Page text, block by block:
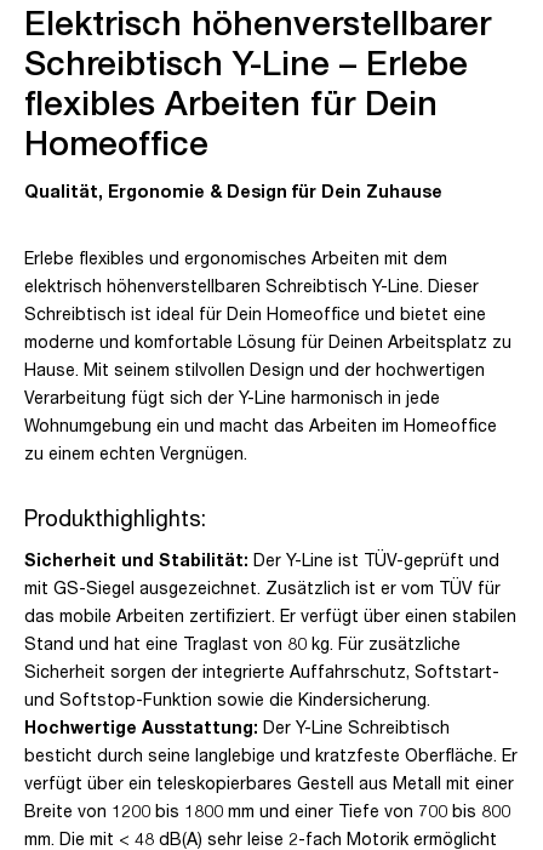
Elektrisch höhenverstellbarer
Schreibtisch Y-Line – Erlebe
flexibles Arbeiten für Dein
Homeoffice
Qualität, Ergonomie & Design für Dein Zuhause
Erlebe flexibles und ergonomisches Arbeiten mit dem
elektrisch höhenverstellbaren Schreibtisch Y-Line. Dieser
Schreibtisch ist ideal für Dein Homeoffice und bietet eine
moderne und komfortable Lösung für Deinen Arbeitsplatz zu
Hause. Mit seinem stilvollen Design und der hochwertigen
Verarbeitung fügt sich der Y-Line harmonisch in jede
Wohnumgebung ein und macht das Arbeiten im Homeoffice
zu einem echten Vergnügen.
Produkthighlights:
Sicherheit und Stabilität: Der Y-Line ist TÜV-geprüft und
mit GS-Siegel ausgezeichnet. Zusätzlich ist er vom TÜV für
das mobile Arbeiten zertifiziert. Er verfügt über einen stabilen
Stand und hat eine Traglast von 80 kg. Für zusätzliche
Sicherheit sorgen der integrierte Auffahrschutz, Softstart-
und Softstop-Funktion sowie die Kindersicherung.
Hochwertige Ausstattung: Der Y-Line Schreibtisch
besticht durch seine langlebige und kratzfeste Oberfläche. Er
verfügt über ein teleskopierbares Gestell aus Metall mit einer
Breite von 1200 bis 1800 mm und einer Tiefe von 700 bis 800
mm. Die mit < 48 dB(A) sehr leise 2-fach Motorik ermöglicht